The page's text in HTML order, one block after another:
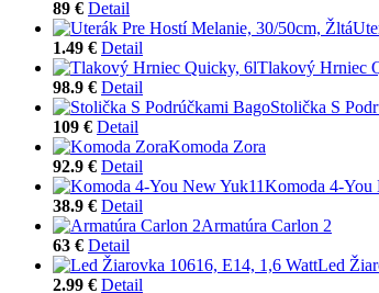
89 € Detail
1.49 € Detail
Tlakový Hrniec
98.9 € Detail
Stolička S
109 € Detail
Komoda Zora
92.9 € Detail
Komoda 4-You
38.9 € Detail
Armatúra Carlon 2
63 € Detail
Led
2.99 € Detail